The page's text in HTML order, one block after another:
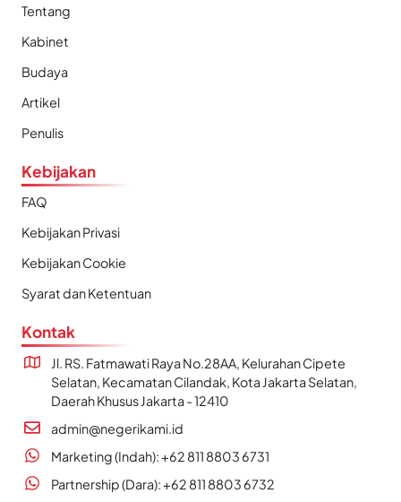
Tentang
Kabinet
Budaya
Artikel
Penulis
Kebijakan
FAQ
Kebijakan Privasi
Kebijakan Cookie
Syarat dan Ketentuan
Kontak
Jl. RS. Fatmawati Raya No.28AA, Kelurahan Cipete
Selatan, Kecamatan Cilandak, Kota Jakarta Selatan,
Daerah Khusus Jakarta - 12410
admin@negerikami.id
Marketing (Indah): +62 811 8803 6731
Partnership (Dara): +62 811 8803 6732